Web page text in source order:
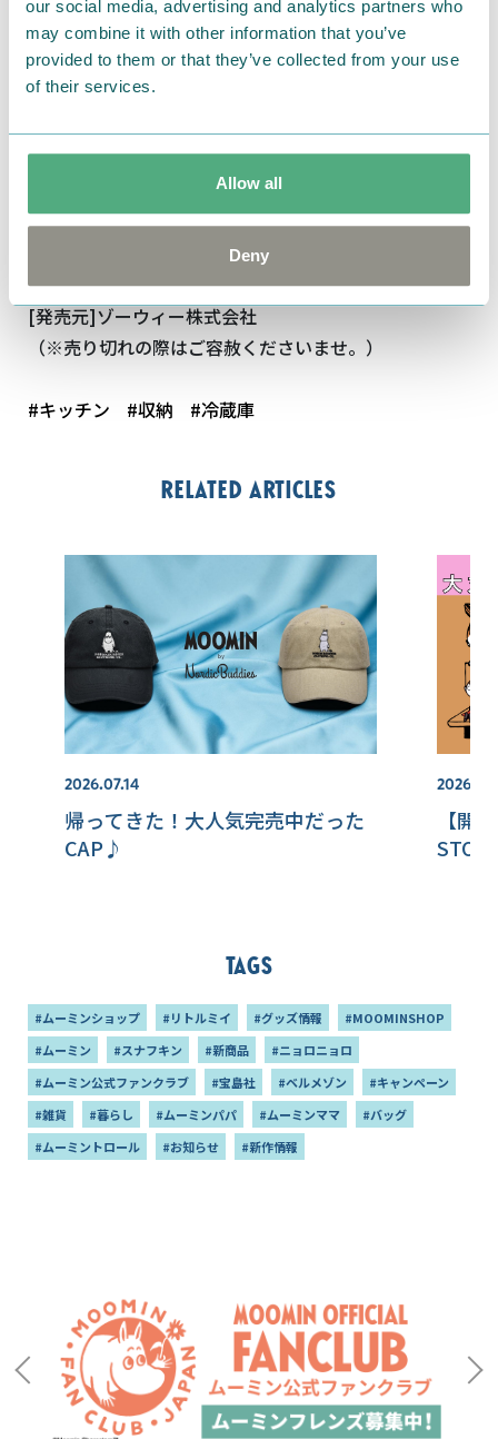
our social media, advertising and analytics partners who
may combine it with other information that you’ve
provided to them or that they’ve collected from your use
of their services.
Allow all
Deny
[素材]ポリプロピレン
[サイズ]チューブホルダー：約H7×W3.6×D4.2cm
マルチホルダー：約H7×W10.5×D4.4cm
[耐冷温度]約-20℃
[内容]チューブホルダー×3 マルチホルダー×1
[生産国]日本
[発売元]ゾーウィー株式会社
（※売り切れの際はご容赦くださいませ。）
#キッチン #収納 #冷蔵庫
Related articles
2026.07.14
帰ってきた！大人気完売中だった
CAP♪
【開
Tags
#ムーミンショップ #リトルミイ #グッズ情報
#MOOMINSHOP
#ムーミン
#スナフキン #新商品
#ニョロニョロ
#ムーミン公式ファンクラブ
#宝島社 #ベルメゾン
#キャンペーン
#雑貨
#暮らし #ムーミンパパ #ムーミンママ
#バッグ
#ムーミントロール
#お知らせ #新作情報